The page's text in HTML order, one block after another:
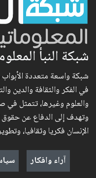
شبكة النبأ
شبكة واسعة متعددة
في الفكر والثقافة والدين
والعلوم وغيرها، تتمثل في
وتهدف إلى الدفاع عن حقوق
الإنسان فكريا وثقافيا،
آراء وافكار